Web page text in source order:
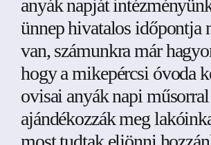
a
anyák napját
ünnep hivatalos időpontja
van, számunkra már
hogy a mikepércsi óvoda
ovisai anyák napi műsorral
ajándékozzák meg